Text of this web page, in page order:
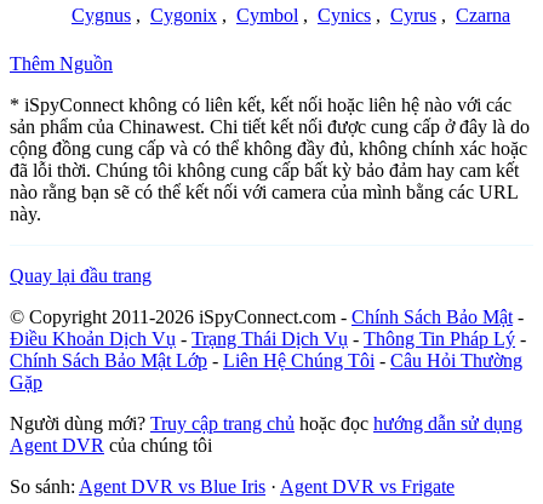
Cygnus , Cygonix , Cymbol , Cynics , Cyrus , Czarna
Thêm Nguồn
* iSpyConnect không có liên kết, kết nối hoặc liên hệ nào với các
sản phẩm của Chinawest. Chi tiết kết nối được cung cấp ở đây là do
cộng đồng cung cấp và có thể không đầy đủ, không chính xác hoặc
đã lỗi thời. Chúng tôi không cung cấp bất kỳ bảo đảm hay cam kết
nào rằng bạn sẽ có thể kết nối với camera của mình bằng các URL
này.
Quay lại đầu trang
© Copyright 2011-2026 iSpyConnect.com - Chính Sách Bảo Mật -
Điều Khoản Dịch Vụ - Trạng Thái Dịch Vụ - Thông Tin Pháp Lý -
Chính Sách Bảo Mật Lớp - Liên Hệ Chúng Tôi - Câu Hỏi Thường
Gặp
Người dùng mới? Truy cập trang chủ hoặc đọc hướng dẫn sử dụng
Agent DVR của chúng tôi
So sánh: Agent DVR vs Blue Iris · Agent DVR vs Frigate